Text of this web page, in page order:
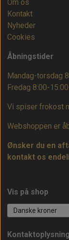
Om os
Kontakt
Nyheder
Cookies
Åbningstider
Mandag-torsdag
Fredag 8:00-15:00
Vi spiser frokost
Webshoppen er
Ønsker du en
kontakt os
Vis på shop